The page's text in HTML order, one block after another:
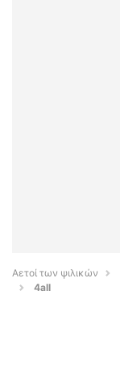
Αετοί των ψιλικών
4all